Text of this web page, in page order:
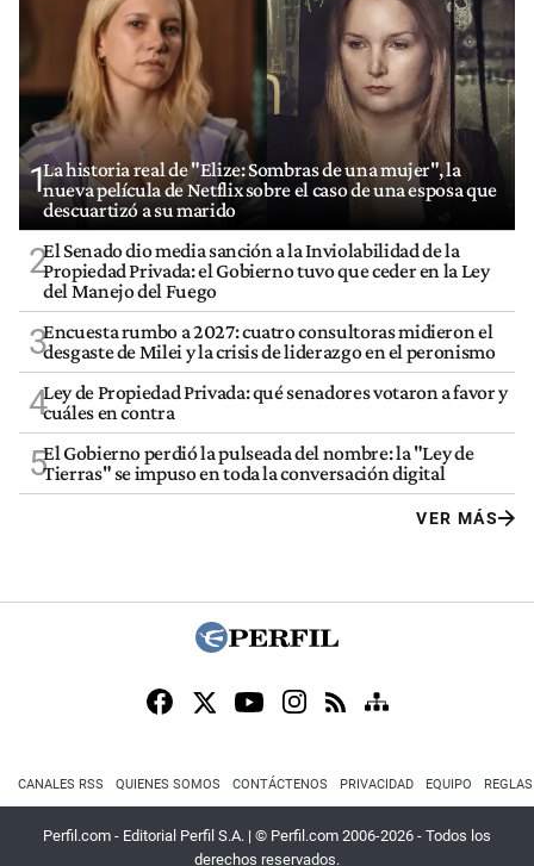
1La historia real de "Elize: Sombras de una mujer", la
nueva película de Netflix sobre el caso de una esposa que
descuartizó a su marido
2El Senado dio media sanción a la Inviolabilidad de la
Propiedad Privada: el Gobierno tuvo que ceder en la Ley
del Manejo del Fuego
3Encuesta rumbo a 2027: cuatro consultoras midieron el
desgaste de Milei y la crisis de liderazgo en el peronismo
4Ley de Propiedad Privada: qué senadores votaron a favor y
cuáles en contra
5El Gobierno perdió la pulseada del nombre: la "Ley de
Tierras" se impuso en toda la conversación digital
VER MÁS
CANALES RSS QUIENES SOMOS CONTÁCTENOS PRIVACIDAD EQUIPO
Perfil.com - Editorial Perfil S.A. | © Perfil.com 2006-2026 - Todos los
derechos reservados.